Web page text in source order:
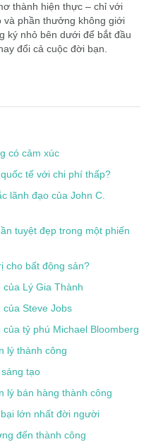
thành hiện thực – chỉ với
và phần thưởng không giới
ký nhỏ bên dưới để bắt đầu
đổi cả cuộc đời bạn.
có cảm xúc
tế với chi phí thấp?
lãnh đạo của John C.
tuyệt đẹp trong một phiến
cho bất động sản?
Lý Gia Thành
Steve Jobs
tỷ phú Michael Bloomberg
lý thành công
tạo
lý bán hàng thành công
lớn nhất đời người
đến thành công